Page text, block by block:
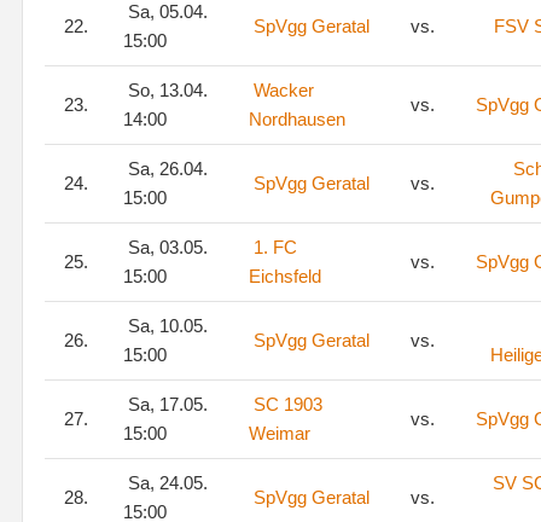
22.
Sa, 05.04.
15:00
SpVgg Geratal vs. FSV
23.
So, 13.04.
14:00
Wacker
Nordhausen
vs. SpVgg
24.
Sa, 26.04.
15:00
SpVgg Geratal vs.
25.
Sa, 03.05.
15:00
1. FC
Eichsfeld
vs. SpVgg
26.
Sa, 10.05.
15:00
SpVgg Geratal vs.
27.
Sa, 17.05.
15:00
SC 1903
Weimar
vs. SpVgg
28.
Sa, 24.05.
15:00
SpVgg Geratal vs.
SV